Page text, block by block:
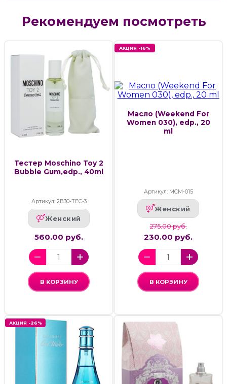
Рекомендуем посмотреть
Тестер Moschino Toy 2
Bubble Gum,edp., 40ml
Артикул: 2В30-ТЕС-3
Женский
560.00 руб.
В КОРЗИНУ
АКЦИЯ -16%
Масло (Weekend For
Women 030), edp., 20
ml
Артикул: МСМ-015
Женский
275.00 руб.
230.00 руб.
В КОРЗИНУ
АКЦИЯ -26%